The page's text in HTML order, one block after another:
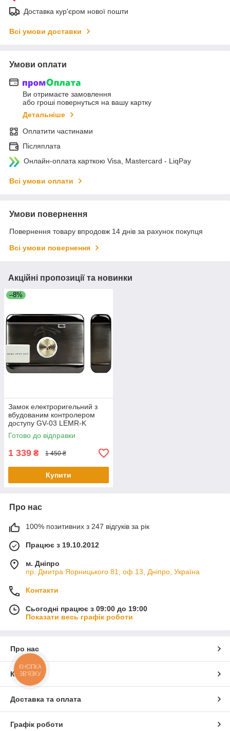
Доставка кур'єром нової пошти
Всі умови доставки
Умови оплати
Ви отримаєте замовлення
або гроші повернуться на вашу картку
Детальніше
Оплатити частинами
Післяплата
Онлайн-оплата карткою Visa, Mastercard - LiqPay
Всі умови оплати
Умови повернення
Повернення товару впродовж 14 днів за рахунок покупця
Всі умови повернення
Акційні пропозиції та новинки
–8%
Замок електроригельний з
вбудованим контролером
доступу GV-03 LEMR-K
Готово до відправки
1 339 ₴ 1 450 ₴
Купити
Про нас
100% позитивних з 247 відгуків за рік
Працює з 19.10.2012
м. Дніпро
пр. Дмитра Яорницького 81, оф.13, Дніпро, Україна
Контакти
Сьогодні працює з 09:00 до 19:00
Показати весь графік роботи
Про нас
Контакти
Доставка та оплата
Графік роботи
КНОПКА
ЗВ'ЯЗКУ